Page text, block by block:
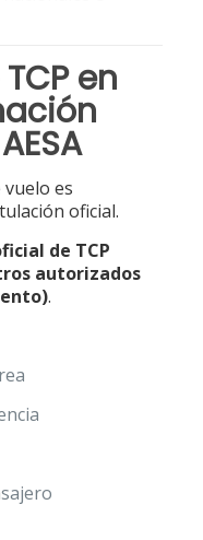
en
es
oficial.
de TCP
autorizados
.